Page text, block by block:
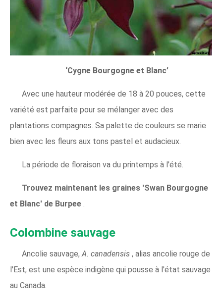
‘Cygne Bourgogne et Blanc’
Avec une hauteur modérée de 18 à 20 pouces, cette
variété est parfaite pour se mélanger avec des
plantations compagnes. Sa palette de couleurs se marie
bien avec les fleurs aux tons pastel et audacieux.
La période de floraison va du printemps à l'été.
Trouvez maintenant les graines 'Swan Bourgogne
et Blanc' de Burpee .
Colombine sauvage
Ancolie sauvage,A. canadensis , alias ancolie rouge de
l'Est, est une espèce indigène qui pousse à l'état sauvage
au Canada.